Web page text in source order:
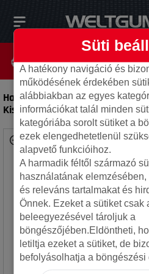
Hankook 205/65R16C 103/101H
Kisteher gumi
Süti
A hatékony navigáció és
működésének érdekében
alábbiakban az egyes
információkat talál minden
kategóriába sorolt sütiket a
ezek elengedhetetlenül
alapvető funkcióihoz.
A harmadik féltől származó
használatának
és releváns tartalmakat és
Önnek. Ezeket a sütiket csak
beleegyezésével tároljuk a
böngészőjében.Eldöntheti,
letiltja ezeket a sütiket, de
befolyásolhatja a böngészési